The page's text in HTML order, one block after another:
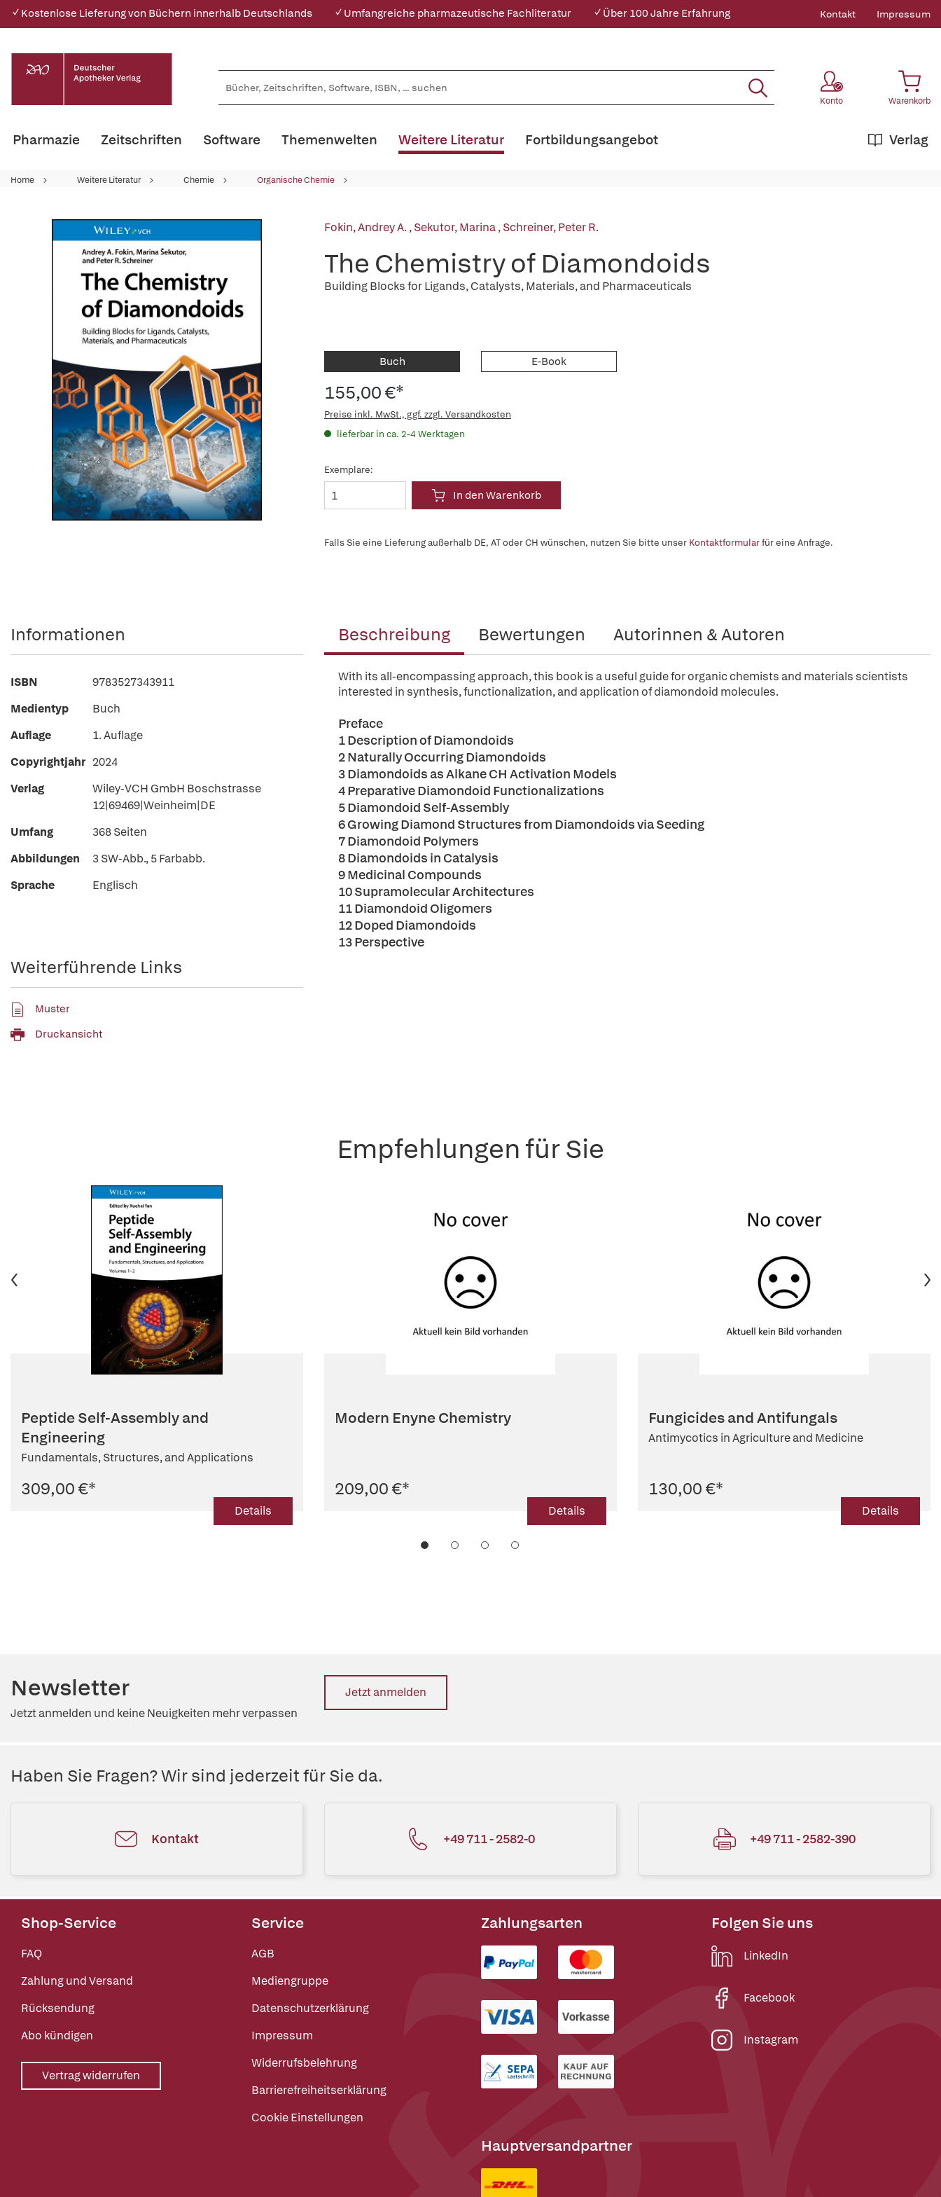
✓ Kostenlose Lieferung von Büchern innerhalb Deutschlands ✓ Umfangreiche pharmazeutische Fachliteratur ✓ Über 100 Jahre Erfahrung Kontakt Impressum
Konto Warenkorb
Pharmazie Zeitschriften Software Themenwelten Weitere Literatur Verlag
Fortbildungsangebot
Home Weitere Literatur Chemie Organische Chemie
Fokin, Andrey A.,Sekutor, Marina,Schreiner, Peter R.
The Chemistry of Diamondoids
Building Blocks for Ligands, Catalysts, Materials, and Pharmaceuticals
Buch E-Book
155,00 €*
Preise inkl. MwSt., ggf. zzgl. Versandkosten
lieferbar in ca. 2-4 Werktagen
Exemplare:
In den Warenkorb
Falls Sie eine Lieferung außerhalb DE, AT oder CH wünschen, nutzen Sie bitte unser Kontaktformularfür eine Anfrage.
Beschreibung Bewertungen Autorinnen & Autoren
With its all-encompassing approach, this book is a useful guide for organic chemists and materials scientists
interested in synthesis, functionalization, and application of diamondoid molecules.
Preface
1 Description of Diamondoids
2 Naturally Occurring Diamondoids
3 Diamondoids as Alkane CH Activation Models
4 Preparative Diamondoid Functionalizations
5 Diamondoid Self-Assembly
6 Growing Diamond Structures from Diamondoids via Seeding
7 Diamondoid Polymers
8 Diamondoids in Catalysis
9 Medicinal Compounds
10 Supramolecular Architectures
11 Diamondoid Oligomers
12 Doped Diamondoids
13 Perspective
Informationen
ISBN
9783527343911
Medientyp
Buch
Auflage
1. Auflage
Copyrightjahr 2024
Verlag
Wiley-VCH GmbH Boschstrasse
12|69469|Weinheim|DE
Umfang
368 Seiten
Abbildungen
3 SW-Abb., 5 Farbabb.
Sprache
Englisch
Weiterführende Links
Muster
Druckansicht
Empfehlungen für Sie
Peptide Self-Assembly and
Engineering
Fundamentals, Structures, and Applications
309,00 €*
Details
Modern Enyne Chemistry
209,00 €*
Details
Fungicides and Antifungals
Antimycotics in Agriculture and Medicine
130,00 €*
Details
Newsletter
Jetzt anmelden und keine Neuigkeiten mehr verpassen
Jetzt anmelden
Haben Sie Fragen? Wir sind jederzeit für Sie da.
Kontakt +49 711 - 2582-0 +49 711 - 2582-390
Shop-Service
FAQ
Zahlung und Versand
Rücksendung
Abo kündigen
Vertrag widerrufen
Service
AGB
Mediengruppe
Datenschutzerklärung
Impressum
Widerrufsbelehrung
Barrierefreiheitserklärung
Cookie Einstellungen
Zahlungsarten
Hauptversandpartner
Folgen Sie uns
LinkedIn
Facebook
Instagram